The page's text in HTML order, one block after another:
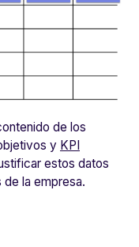
de los
y KPI
estos datos
la empresa.